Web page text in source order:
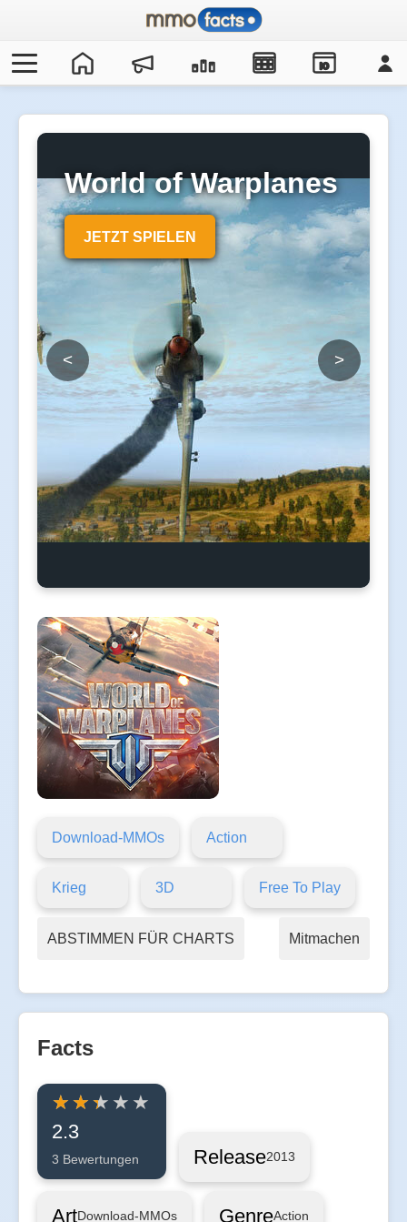
IO
World of Warplanes
JETZT SPIELEN
< >
Download-MMOs Action
Krieg 3D Free To Play
ABSTIMMEN FÜR CHARTS Mitmachen
Facts
2.3
3 Bewertungen Release2013
ArtDownload-MMOs GenreAction